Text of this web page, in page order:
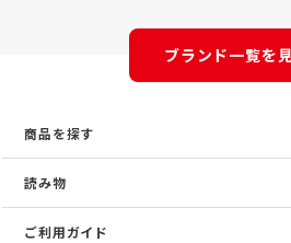
ブランド一覧を
商品を探す
読み物
ご利用ガイド